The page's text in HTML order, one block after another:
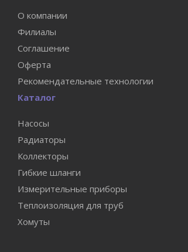
О компании
Филиалы
Соглашение
Оферта
Рекомендательные технологии
Каталог
Насосы
Радиаторы
Коллекторы
Гибкие шланги
Измерительные приборы
Теплоизоляция для труб
Хомуты